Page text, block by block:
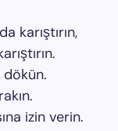
karıştırın,
dökün.
izin verin.